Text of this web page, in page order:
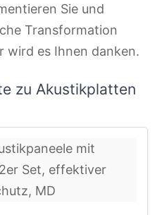
Sie und
Transformation
wird es Ihnen danken.
zu Akustikplatten